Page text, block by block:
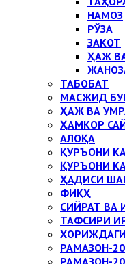
НАМОЗ
РЎЗА
ЗАКОТ
ҲАЖ
ТАБОБАТ
МАСЖИД
ҲАЖ ВА
ҲАМКОР
АЛОҚА
ҚУРЪОНИ
ҚУРЪОНИ
ҲАДИСИ
ФИҚҲ
СИЙРАТ ВА
ТАФСИРИ
РАМАЗОН-
РАМАЗОН-